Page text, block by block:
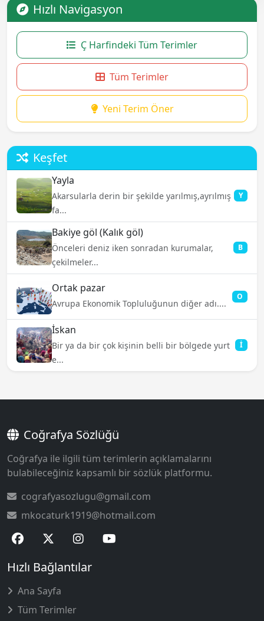
Hızlı Navigasyon
Ç Harfindeki Tüm Terimler
Tüm Terimler
Yeni Terim Öner
Keşfet
Yayla
Akarsularla derin bir şekilde yarılmış,ayrılmış
fa...
Y
Bakiye göl (Kalık göl)
Önceleri deniz iken sonradan kurumalar,
çekilmeler...
B
Ortak pazar
Avrupa Ekonomik Topluluğunun diğer adı....
O
İskan
Bir ya da bir çok kişinin belli bir bölgede yurt
e...
İ
Coğrafya Sözlüğü
Coğrafya ile ilgili tüm terimlerin açıklamalarını
bulabileceğiniz kapsamlı bir sözlük platformu.
cografyasozlugu@gmail.com
mkocaturk1919@hotmail.com
Hızlı Bağlantılar
Ana Sayfa
Tüm Terimler